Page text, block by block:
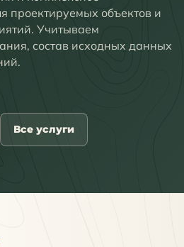
проектируемых объектов и
Учитываем
состав исходных данных
Все услуги